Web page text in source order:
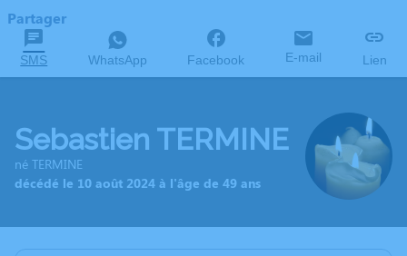
Partager
SMS WhatsApp Facebook E-mail Lien
Sebastien TERMINE
né TERMINE
décédé le 10 août 2024 à l'âge de 49 ans